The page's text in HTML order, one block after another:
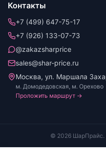
Контакты
+7 (499) 647-75-17
+7 (926) 133-07-73
@zakazsharprice
sales@shar-price.ru
Москва, ул. Маршала
м. Домодедовская, м. Орехово
Проложить маршрут →
© 2026 ШарПрайс.